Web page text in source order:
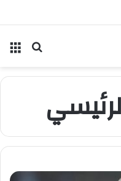
والشناوي
بحث